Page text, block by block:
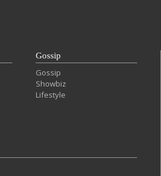
Gossip
Gossip
Showbiz
Lifestyle